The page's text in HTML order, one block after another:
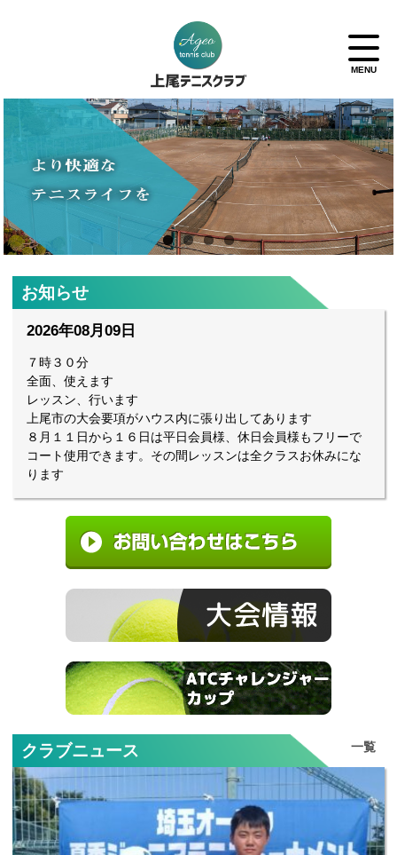
お知らせ
2026年08月09日
７時３０分
全面、使えます
レッスン、行います
上尾市の大会要項がハウス内に張り出してあります
８月１１日から１６日は平日会員様、休日会員様もフリーで
コート使用できます。その間レッスンは全クラスお休みにな
ります
クラブニュース 一覧